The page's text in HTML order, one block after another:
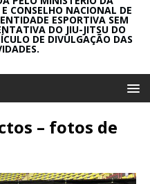
CONSELHO NACIONAL DE
ESPORTIVA SEM
DO JIU-JITSU DO
DE DIVULGAÇÃO DAS
– fotos de